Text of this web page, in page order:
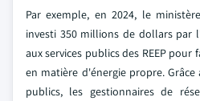
Par exemple, en 2024, le
investi 350 millions de dollars par
aux services publics des REEP
en matière d'énergie propre. Grâce
publics, les gestionnaires de